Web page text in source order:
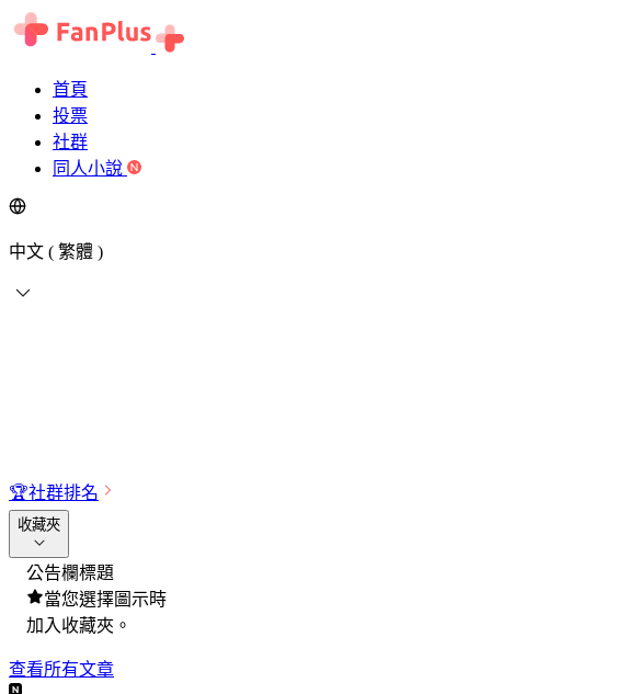
首頁
投票
社群
同人小說
中文 ( 繁體 )
🏆社群排名
收藏夾
公告欄標題
當您選擇圖示時
加入收藏夾。
查看所有文章